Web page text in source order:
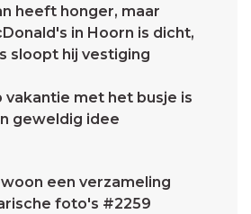
heeft honger, maar
in Hoorn is dicht,
sloopt hij vestiging
vakantie met het busje is
geweldig idee
een verzameling
foto's #2259